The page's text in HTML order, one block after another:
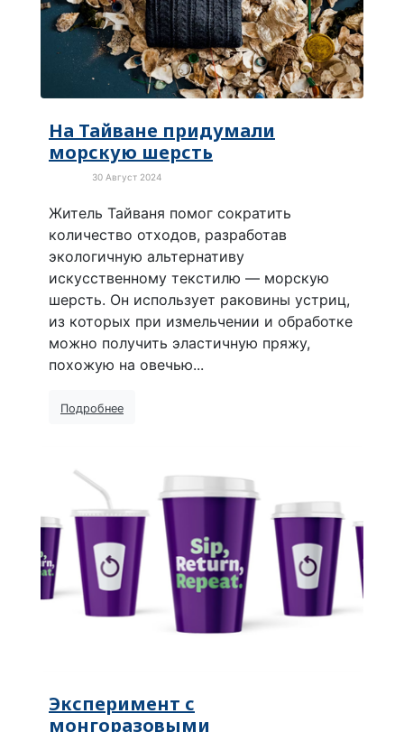
На Тайване придумали
морскую шерсть
30 Август 2024
Житель Тайваня помог сократить
количество отходов, разработав
экологичную альтернативу
искусственному текстилю — морскую
шерсть. Он использует раковины устриц,
из которых при измельчении и обработке
можно получить эластичную пряжу,
похожую на овечью...
Подробнее
Эксперимент с
монгоразовыми